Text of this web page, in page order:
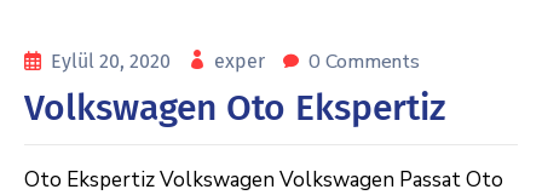
Eylül 20, 2020 exper 0 Comments
Volkswagen Oto Ekspertiz
Oto Ekspertiz Volkswagen Volkswagen Passat Oto